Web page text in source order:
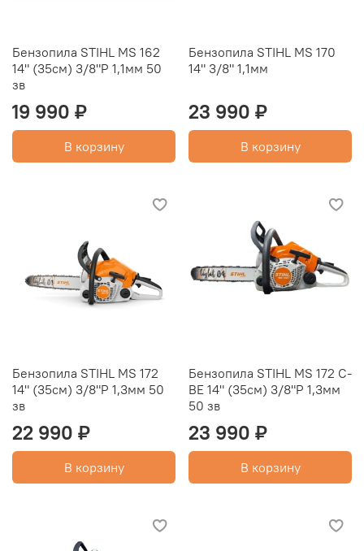
Бензопила STIHL MS 162
14" (35см) 3/8"P 1,1мм 50
зв
19 990 ₽
В корзину
Бензопила STIHL MS 170
14" 3/8" 1,1мм
23 990 ₽
В корзину
Бензопила STIHL MS 172
14" (35см) 3/8"P 1,3мм 50
зв
22 990 ₽
В корзину
Бензопила STIHL MS 172 C-
BE 14" (35см) 3/8"P 1,3мм
50 зв
23 990 ₽
В корзину